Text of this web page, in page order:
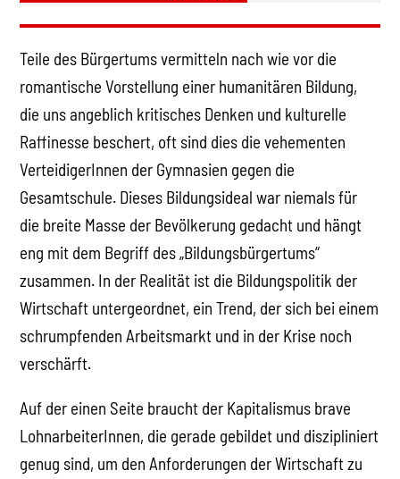
Teile des Bürgertums vermitteln nach wie vor die
romantische Vorstellung einer humanitären Bildung,
die uns angeblich kritisches Denken und kulturelle
Raffinesse beschert, oft sind dies die vehementen
VerteidigerInnen der Gymnasien gegen die
Gesamtschule. Dieses Bildungsideal war niemals für
die breite Masse der Bevölkerung gedacht und hängt
eng mit dem Begriff des „Bildungsbürgertums“
zusammen. In der Realität ist die Bildungspolitik der
Wirtschaft untergeordnet, ein Trend, der sich bei einem
schrumpfenden Arbeitsmarkt und in der Krise noch
verschärft.
Auf der einen Seite braucht der Kapitalismus brave
LohnarbeiterInnen, die gerade gebildet und diszipliniert
genug sind, um den Anforderungen der Wirtschaft zu